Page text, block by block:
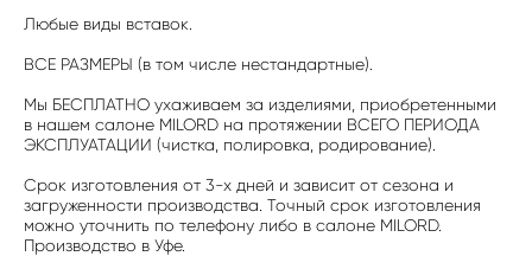
Любые виды вставок.
ВСЕ РАЗМЕРЫ (в том числе нестандартные).
Мы БЕСПЛАТНО ухаживаем за изделиями, приобретенными
в нашем салоне MILORD на протяжении ВСЕГО ПЕРИОДА
ЭКСПЛУАТАЦИИ (чистка, полировка, родирование).
Срок изготовления от 3-х дней и зависит от сезона и
загруженности производства. Точный срок изготовления
можно уточнить по телефону либо в салоне MILORD.
Производство в Уфе.